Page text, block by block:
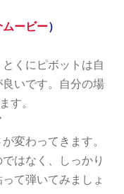
ムービー）
くにピボットは自
いです。自分の場
す。
変わってきます。
はなく、しっかり
て弾いてみましょ